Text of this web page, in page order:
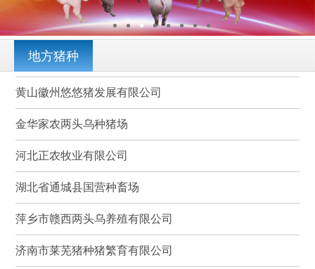
地方猪种
黄山徽州悠悠猪发展有限公司
金华家农两头乌种猪场
河北正农牧业有限公司
湖北省通城县国营种畜场
萍乡市赣西两头乌养殖有限公司
济南市莱芜猪种猪繁育有限公司